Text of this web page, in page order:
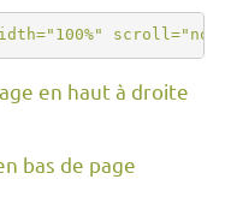
en haut à droite
bas de page